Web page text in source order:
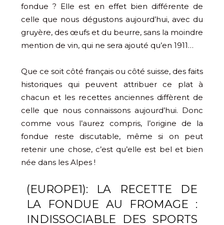
fondue ? Elle est en effet bien différente de
celle que nous dégustons aujourd’hui, avec du
gruyère, des œufs et du beurre, sans la moindre
mention de vin, qui ne sera ajouté qu’en 1911…
Que ce soit côté français ou côté suisse, des faits
historiques qui peuvent attribuer ce plat à
chacun et les recettes anciennes diffèrent de
celle que nous connaissons aujourd’hui. Donc
comme vous l’aurez compris, l’origine de la
fondue reste discutable, même si on peut
retenir une chose, c’est qu’elle est bel et bien
née dans les Alpes !
(EUROPE1): LA RECETTE DE
LA FONDUE AU FROMAGE :
INDISSOCIABLE DES SPORTS